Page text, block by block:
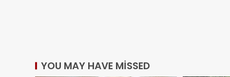
YOU MAY HAVE MISSED